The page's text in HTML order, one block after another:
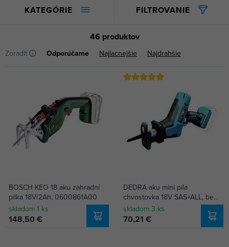
KATEGÓRIE FILTROVANIE
Zoradiť Odporúčame Najlacnejšie Najdrahšie
46 produktov
BOSCH KEO 18 aku zahradní
pilka 18V/2Ah, 0600861A00
skladom 1 ks
148,50 €
DEDRA aku mini píla
chvostovka 18V SAS+ALL, bez
batérie, DED7068
skladom 3 ks
70,21 €